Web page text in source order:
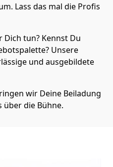
Lass das mal die Profis
tun? Kennst Du
Unsere
und ausgebildete
wir Deine Beiladung
die Bühne.